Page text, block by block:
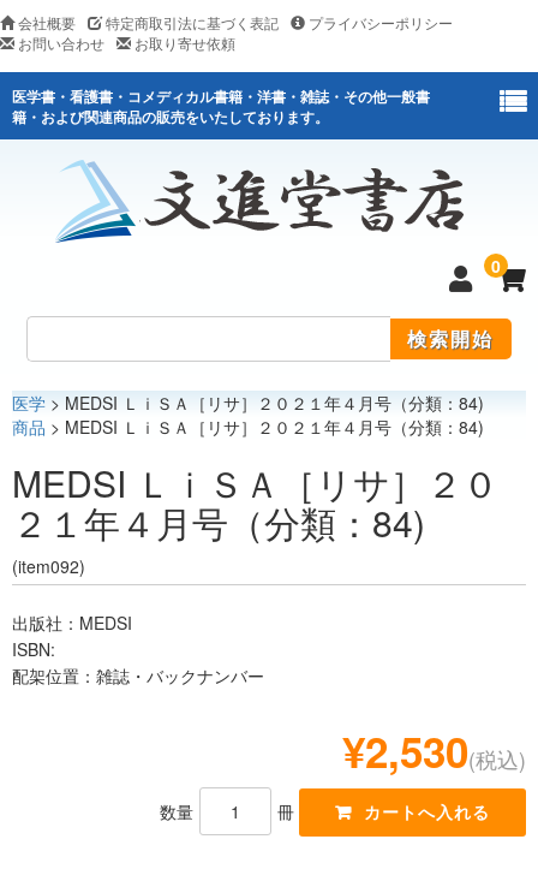
会社概要 特定商取引法に基づく表記
プライバシーポリシー
お問い合わせ
お取り寄せ依頼
医学書・看護書・コメディカル書籍・洋書・雑誌・その他一般書
籍・および関連商品の販売をいたしております。
0
医学
医薬関連
レジデント
医学 > MEDSI ＬｉＳＡ［リサ］２０２１年４月号（分類：84)
商品 > MEDSI ＬｉＳＡ［リサ］２０２１年４月号（分類：84)
MEDSI ＬｉＳＡ［リサ］２０
２１年４月号（分類：84)
(item092)
出版社：MEDSI
ISBN:
配架位置：雑誌・バックナンバー
¥2,530(税込)
数量 冊